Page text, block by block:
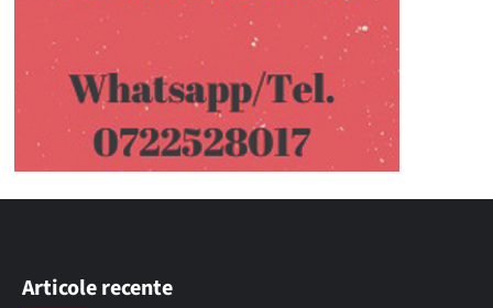
Articole recente